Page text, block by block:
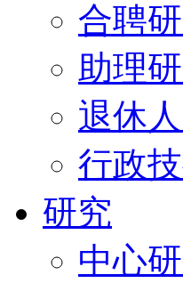
合聘
助理
退休
行政
研究
中心